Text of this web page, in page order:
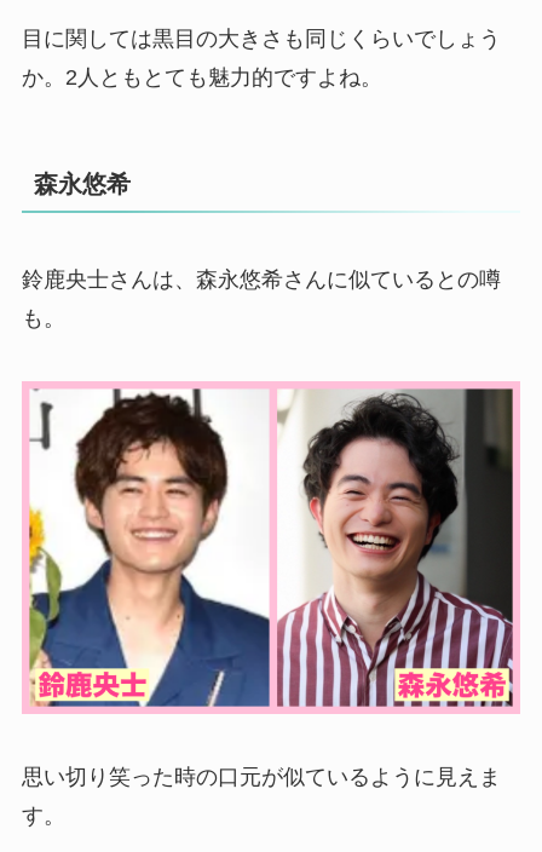
目に関しては黒目の大きさも同じくらいでしょう
か。2人ともとても魅力的ですよね。
森永悠希
鈴鹿央士さんは、森永悠希さんに似ているとの噂
も。
思い切り笑った時の口元が似ているように見えま
す。